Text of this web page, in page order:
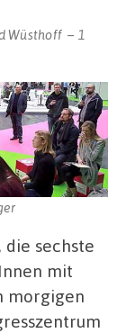
Wüsthoff
1
sechste
mit
morgigen